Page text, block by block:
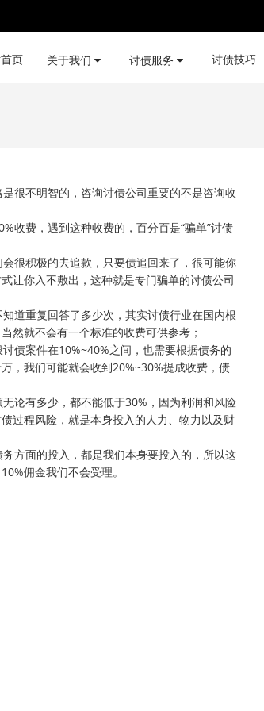
页 关于我们 讨债服务 讨债技巧
很不明智的，咨询讨债公司重要的不是咨询收
收费，遇到这种收费的，百分百是“骗单”讨债
很积极的去追款，只要债追回来了，很可能你
让你入不敷出，这种就是专门骗单的讨债公司
道重复回答了多少次，其实讨债行业在国内根
然就不会有一个标准的收费可供参考；
债案件在10%~40%之间，也需要根据债务的
，我们可能就会收到20%~30%提成收费，债
论有多少，都不能低于30%，因为利润和风险
过程风险，就是本身投入的人力、物力以及财
方面的投入，都是我们本身要投入的，所以这
佣金我们不会受理。